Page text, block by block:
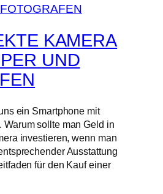
KAMERA
UND
ein Smartphone mit
sollte man Geld in
investieren, wenn man
Ausstattung
für den Kauf einer